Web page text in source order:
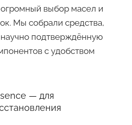
выбор масел и
Мы собрали средства,
подтверждённую
с удобством
— для